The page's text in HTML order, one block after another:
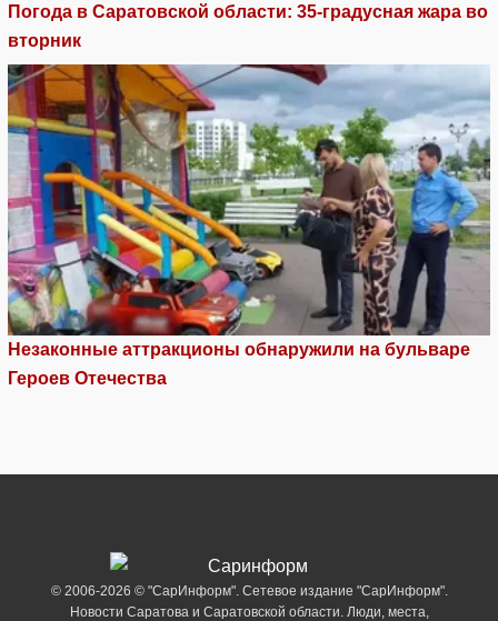
Погода в Саратовской области: 35-градусная жара во
вторник
Незаконные аттракционы обнаружили на бульваре
Героев Отечества
© 2006-2026 © "СарИнформ". Сетевое издание "СарИнформ".
Новости Саратова и Саратовской области. Люди, места,